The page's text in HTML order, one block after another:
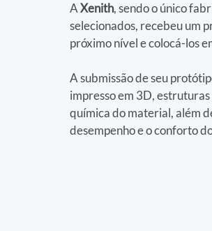
A Xenith, sendo o único
selecionados, recebeu um
próximo nível e colocá-los
A submissão de seu
impresso em 3D,
química do material, além
desempenho e o conforto